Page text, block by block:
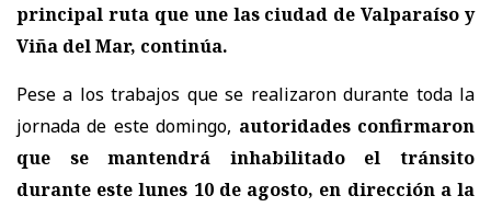
principal ruta que une las ciudad de Valparaíso y
Viña del Mar, continúa.
Pese a los trabajos que se realizaron durante toda la
jornada de este domingo, autoridades confirmaron
que se mantendrá inhabilitado el tránsito
durante este lunes 10 de agosto, en dirección a la